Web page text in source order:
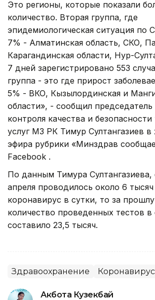
Это регионы, которые показали
количество. Вторая группа, где
эпидемиологическая ситуация по
7% - Алматинская область, СКО,
Карагандинская области, Нур-
7 дней зарегистрировано 553
группа - это где прирост
5% - ВКО, Кызылординская и
области», - сообщил
контроля качества и
услуг МЗ РК Тимур Султангазиев в
эфира рубрики «Минздрав
Facebook .
По данным Тимура Султангазиева,
апреля проводилось около 6
коронавирус в сутки, то за
количество проведенных тестов в
составило 23,5 тысяч.
Здравоохранение
Акбота Кузекбай